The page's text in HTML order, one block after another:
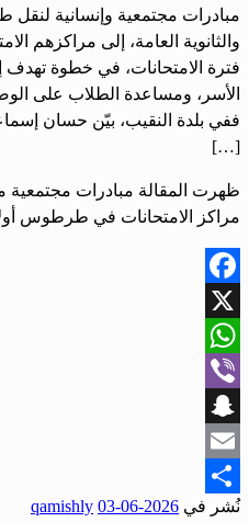
مبادرات مجتمعية وإنسانية لنقل
والثانوية العامة، إلى مراكزهم
فترة الامتحانات، في خطوة تهدف
الأسر، ومساعدة الطلاب على
ففي بلدة النقيب، بيّن حسان
[…]
ظهرت المقالة مبادرات مجتمعية
مراكز الامتحانات في طرطوس
Facebook
X
WhatsApp
Viber
Snapchat
Email
Share
نُشر في 2026-06-03
qamishly